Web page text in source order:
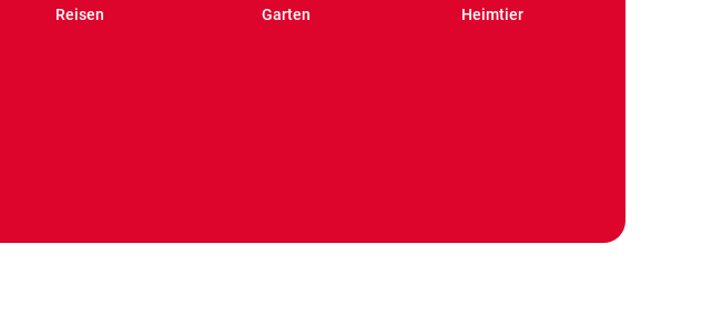
Reisen Garten Heimtier